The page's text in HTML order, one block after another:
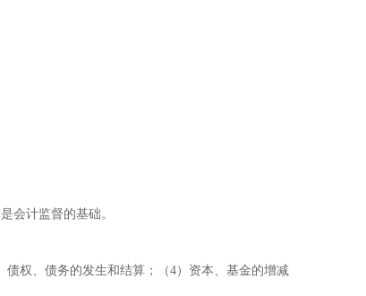
会计监督的基础。
权、债务的发生和结算；（4）资本、基金的增减